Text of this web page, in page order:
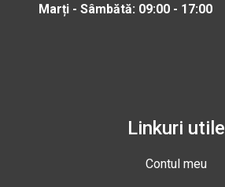
Marți - Sâmbătă: 09:00 - 17:00
Linkuri utile
Contul meu